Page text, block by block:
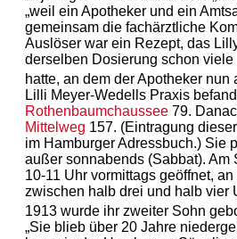
„weil ein Apotheker und ein
gemeinsam die fachärztliche
Auslöser war ein Rezept, das
derselben Dosierung schon
hatte, an dem der Apotheker nun
Lilli Meyer-Wedells Praxis
Rothenbaumchaussee 79.
Mittelweg 157. (Eintragung
im Hamburger Adressbuch.) Sie
außer sonnabends (Sabbat). Am
10-11 Uhr vormittags geöffnet,
zwischen halb drei und halb vier
1913 wurde ihr zweiter Sohn
„Sie blieb über 20 Jahre